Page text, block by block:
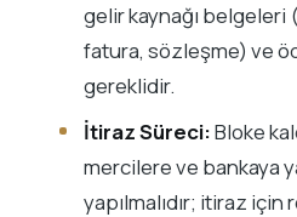
gelir kaynağı belgeleri
fatura, sözleşme) ve
gereklidir.
İtiraz Süreci:Bloke
mercilere ve bankaya
yapılmalıdır; itiraz için